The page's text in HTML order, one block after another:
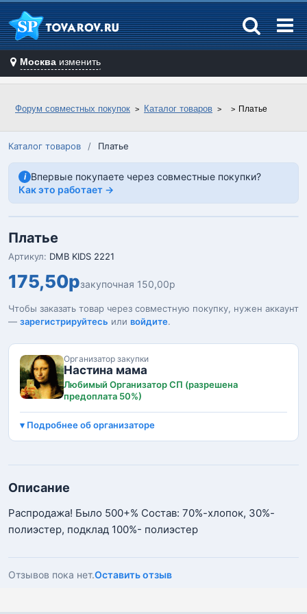
Москва изменить
Форум совместных покупок Каталог товаров Платье
Каталог товаров / Платье
i Впервые покупаете через совместные покупки?
Как это работает →
Платье
Артикул: DMB KIDS 2221
175,50рзакупочная 150,00р
Чтобы заказать товар через совместную покупку, нужен аккаунт
— зарегистрируйтесь или войдите.
Организатор закупки
Настина мама
Любимый Организатор СП (разрешена
предоплата 50%)
Подробнее об организаторе
Описание
Распродажа! Было 500+% Состав: 70%-хлопок, 30%-
полиэстер, подклад 100%- полиэстер
Отзывов пока нет.Оставить отзыв